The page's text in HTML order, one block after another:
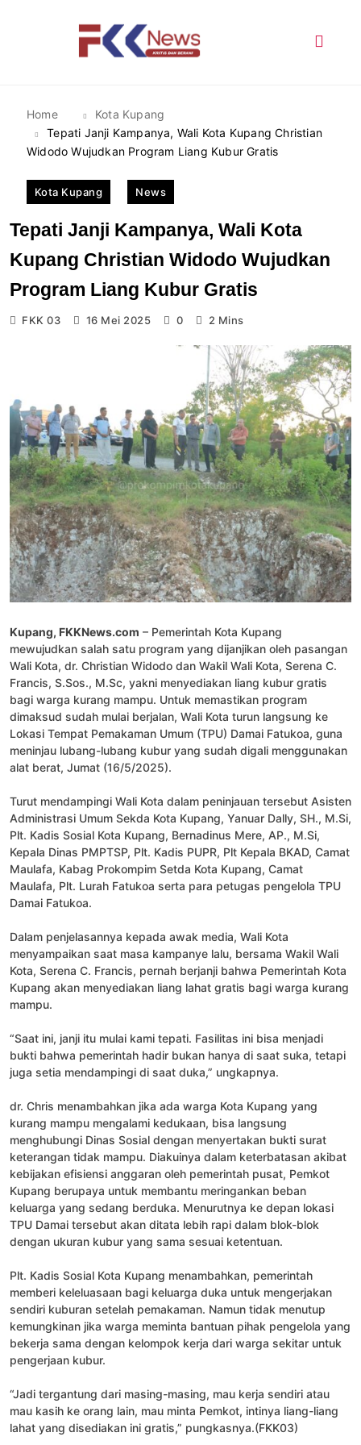
Home
Kota Kupang
Tepati Janji Kampanya, Wali Kota Kupang Christian
Widodo Wujudkan Program Liang Kubur Gratis
Kota Kupang News
Tepati Janji Kampanya, Wali Kota
Kupang Christian Widodo Wujudkan
Program Liang Kubur Gratis
FKK 03 16 Mei 2025 0 2 Mins
Kupang, FKKNews.com – Pemerintah Kota Kupang
mewujudkan salah satu program yang dijanjikan oleh pasangan
Wali Kota, dr. Christian Widodo dan Wakil Wali Kota, Serena C.
Francis, S.Sos., M.Sc, yakni menyediakan liang kubur gratis
bagi warga kurang mampu. Untuk memastikan program
dimaksud sudah mulai berjalan, Wali Kota turun langsung ke
Lokasi Tempat Pemakaman Umum (TPU) Damai Fatukoa, guna
meninjau lubang-lubang kubur yang sudah digali menggunakan
alat berat, Jumat (16/5/2025).
Turut mendampingi Wali Kota dalam peninjauan tersebut Asisten
Administrasi Umum Sekda Kota Kupang, Yanuar Dally, SH., M.Si,
Plt. Kadis Sosial Kota Kupang, Bernadinus Mere, AP., M.Si,
Kepala Dinas PMPTSP, Plt. Kadis PUPR, Plt Kepala BKAD, Camat
Maulafa, Kabag Prokompim Setda Kota Kupang, Camat
Maulafa, Plt. Lurah Fatukoa serta para petugas pengelola TPU
Damai Fatukoa.
Dalam penjelasannya kepada awak media, Wali Kota
menyampaikan saat masa kampanye lalu, bersama Wakil Wali
Kota, Serena C. Francis, pernah berjanji bahwa Pemerintah Kota
Kupang akan menyediakan liang lahat gratis bagi warga kurang
mampu.
“Saat ini, janji itu mulai kami tepati. Fasilitas ini bisa menjadi
bukti bahwa pemerintah hadir bukan hanya di saat suka, tetapi
juga setia mendampingi di saat duka,” ungkapnya.
dr. Chris menambahkan jika ada warga Kota Kupang yang
kurang mampu mengalami kedukaan, bisa langsung
menghubungi Dinas Sosial dengan menyertakan bukti surat
keterangan tidak mampu. Diakuinya dalam keterbatasan akibat
kebijakan efisiensi anggaran oleh pemerintah pusat, Pemkot
Kupang berupaya untuk membantu meringankan beban
keluarga yang sedang berduka. Menurutnya ke depan lokasi
TPU Damai tersebut akan ditata lebih rapi dalam blok-blok
dengan ukuran kubur yang sama sesuai ketentuan.
Plt. Kadis Sosial Kota Kupang menambahkan, pemerintah
memberi keleluasaan bagi keluarga duka untuk mengerjakan
sendiri kuburan setelah pemakaman. Namun tidak menutup
kemungkinan jika warga meminta bantuan pihak pengelola yang
bekerja sama dengan kelompok kerja dari warga sekitar untuk
pengerjaan kubur.
“Jadi tergantung dari masing-masing, mau kerja sendiri atau
mau kasih ke orang lain, mau minta Pemkot, intinya liang-liang
lahat yang disediakan ini gratis,” pungkasnya.(FKK03)